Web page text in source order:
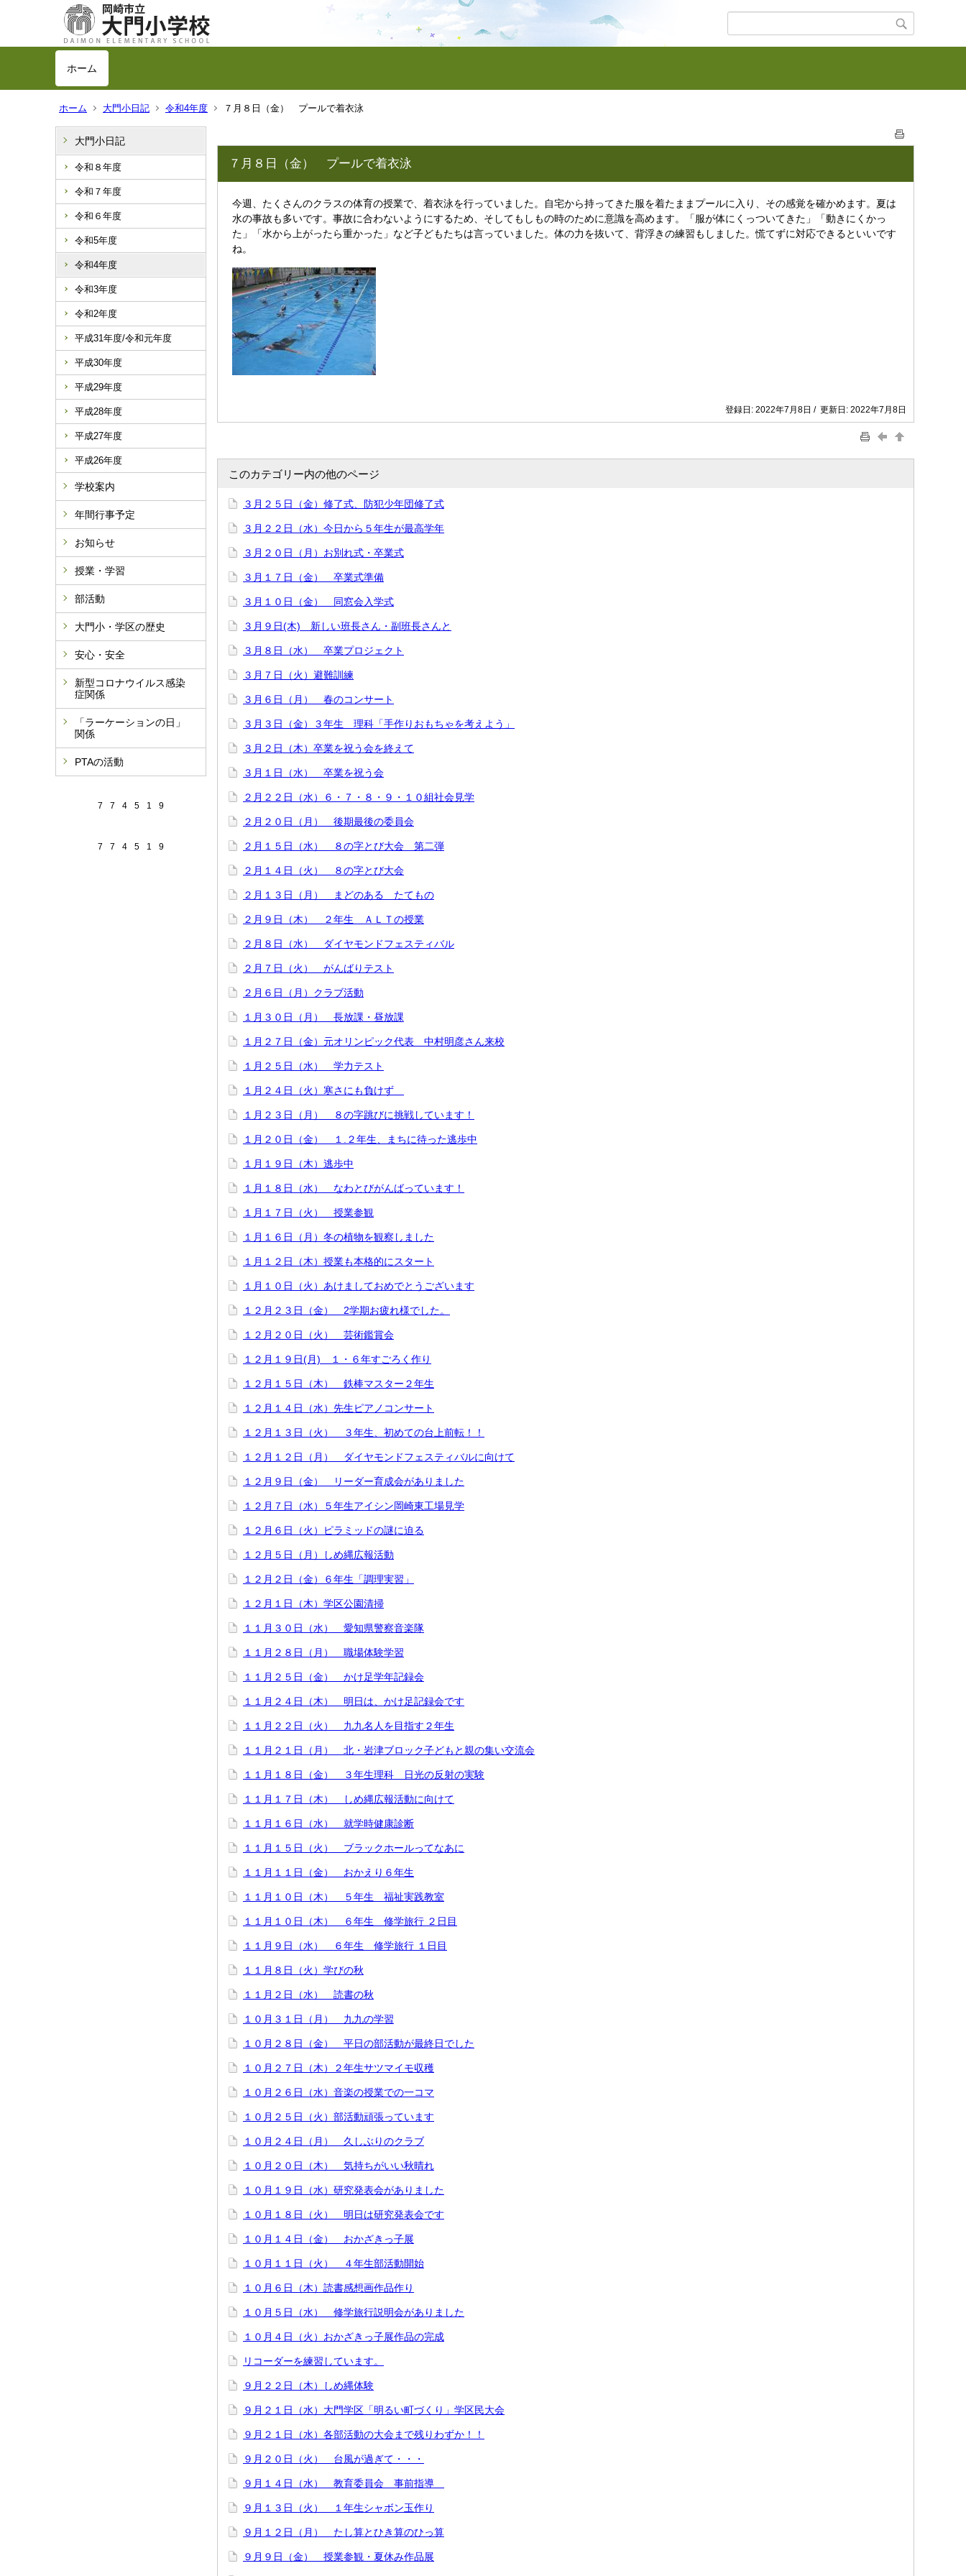
ホーム
ホーム 大門小日記 令和4年度 ７月８日（金） プールで着衣泳
大門小日記
令和８年度
令和７年度
令和６年度
令和5年度
令和4年度
令和3年度
令和2年度
平成31年度/令和元年度
平成30年度
平成29年度
平成28年度
平成27年度
平成26年度
学校案内
年間行事予定
お知らせ
授業・学習
部活動
大門小・学区の歴史
安心・安全
新型コロナウイルス感染
症関係
「ラーケーションの日」
関係
PTAの活動
7 7 4 5 1 9
7 7 4 5 1 9
７月８日（金） プールで着衣泳
今週、たくさんのクラスの体育の授業で、着衣泳を行っていました。自宅から持ってきた服を着たままプールに入り、その感覚を確かめます。夏は
水の事故も多いです。事故に合わないようにするため、そしてもしもの時のために意識を高めます。「服が体にくっついてきた」「動きにくかっ
た」「水から上がったら重かった」など子どもたちは言っていました。体の力を抜いて、背浮きの練習もしました。慌てずに対応できるといいです
ね。
登録日: 2022年7月8日 / 更新日: 2022年7月8日
このカテゴリー内の他のページ
３月２５日（金）修了式、防犯少年団修了式
３月２２日（水）今日から５年生が最高学年
３月２０日（月）お別れ式・卒業式
３月１７日（金） 卒業式準備
３月１０日（金） 同窓会入学式
３月９日(木) 新しい班長さん・副班長さんと
３月８日（水） 卒業プロジェクト
３月７日（火）避難訓練
３月６日（月） 春のコンサート
３月３日（金）３年生 理科「手作りおもちゃを考えよう」
３月２日（木）卒業を祝う会を終えて
３月１日（水） 卒業を祝う会
２月２２日（水）６・７・８・９・１０組社会見学
２月２０日（月） 後期最後の委員会
２月１５日（水） ８の字とび大会 第二弾
２月１４日（火） ８の字とび大会
２月１３日（月） まどのある たてもの
２月９日（木） ２年生 ＡＬＴの授業
２月８日（水） ダイヤモンドフェスティバル
２月７日（火） がんばりテスト
２月６日（月）クラブ活動
１月３０日（月） 長放課・昼放課
１月２７日（金）元オリンピック代表 中村明彦さん来校
１月２５日（水） 学力テスト
１月２４日（火）寒さにも負けず
１月２３日（月） ８の字跳びに挑戦しています！
１月２０日（金） １.２年生、まちに待った逃歩中
１月１９日（木）逃歩中
１月１８日（水） なわとびがんばっています！
１月１７日（火） 授業参観
１月１６日（月）冬の植物を観察しました
１月１２日（木）授業も本格的にスタート
１月１０日（火）あけましておめでとうございます
１２月２３日（金） 2学期お疲れ様でした。
１２月２０日（火） 芸術鑑賞会
１２月１９日(月) １・６年すごろく作り
１２月１５日（木） 鉄棒マスター２年生
１２月１４日（水）先生ピアノコンサート
１２月１３日（火） ３年生、初めての台上前転！！
１２月１２日（月） ダイヤモンドフェスティバルに向けて
１２月９日（金） リーダー育成会がありました
１２月７日（水）５年生アイシン岡崎東工場見学
１２月６日（火）ピラミッドの謎に迫る
１２月５日（月）しめ縄広報活動
１２月２日（金）６年生「調理実習」
１２月１日（木）学区公園清掃
１１月３０日（水） 愛知県警察音楽隊
１１月２８日（月） 職場体験学習
１１月２５日（金） かけ足学年記録会
１１月２４日（木） 明日は、かけ足記録会です
１１月２２日（火） 九九名人を目指す２年生
１１月２１日（月） 北・岩津ブロック子どもと親の集い交流会
１１月１８日（金） ３年生理科 日光の反射の実験
１１月１７日（木） しめ縄広報活動に向けて
１１月１６日（水） 就学時健康診断
１１月１５日（火） ブラックホールってなあに
１１月１１日（金） おかえり６年生
１１月１０日（木） ５年生 福祉実践教室
１１月１０日（木） ６年生 修学旅行 ２日目
１１月９日（水） ６年生 修学旅行 １日目
１１月８日（火）学びの秋
１１月２日（水） 読書の秋
１０月３１日（月） 九九の学習
１０月２８日（金） 平日の部活動が最終日でした
１０月２７日（木）２年生サツマイモ収穫
１０月２６日（水）音楽の授業での一コマ
１０月２５日（火）部活動頑張っています
１０月２４日（月） 久しぶりのクラブ
１０月２０日（木） 気持ちがいい秋晴れ
１０月１９日（水）研究発表会がありました
１０月１８日（火） 明日は研究発表会です
１０月１４日（金） おかざきっ子展
１０月１１日（火） ４年生部活動開始
１０月６日（木）読書感想画作品作り
１０月５日（水） 修学旅行説明会がありました
１０月４日（火）おかざきっ子展作品の完成
リコーダーを練習しています。
９月２２日（木）しめ縄体験
９月２１日（水）大門学区「明るい町づくり」学区民大会
９月２１日（水）各部活動の大会まで残りわずか！！
９月２０日（火） 台風が過ぎて・・・
９月１４日（水） 教育委員会 事前指導
９月１３日（火） １年生シャボン玉作り
９月１２日（月） たし算とひき算のひっ算
９月９日（金） 授業参観・夏休み作品展